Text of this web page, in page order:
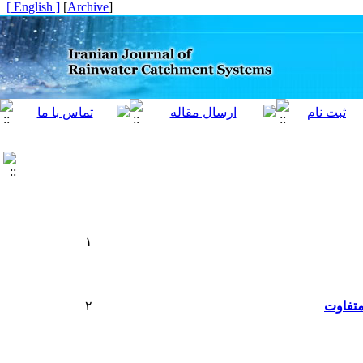
[
Archive
]
[ English ]
۱
۲